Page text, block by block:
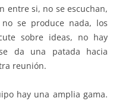
entre si, no se escuchan,
se produce nada, los
sobre ideas, no hay
da una patada hacia
reunión.
hay una amplia gama.